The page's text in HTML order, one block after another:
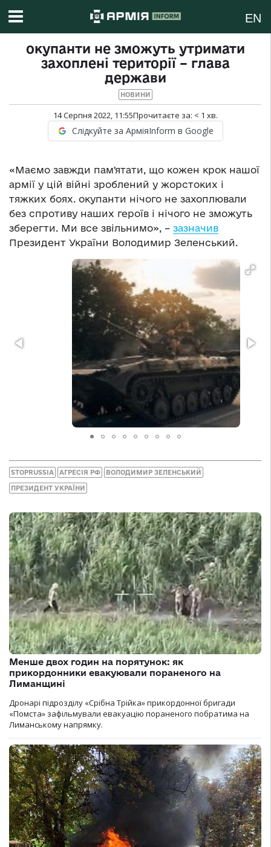
EN
окупанти не зможуть утримати
захоплені території – глава
держави
НОВИНИ
14 Серпня 2022, 11:55Прочитаєте за: < 1 хв.
Слідкуйте за АрміяInform в Google
«Маємо завжди памʼятати, що кожен крок нашої
армії у цій війні зроблений у жорстоких і
тяжких боях. окупанти нічого не захоплювали
без спротиву наших героїв і нічого не зможуть
зберегти. Ми все звільнимо», – зазначив
Президент України Володимир Зеленський.
STOPRUSSIA АГРЕСІЯ РФ ВОЛОДИМИР ЗЕЛЕНСЬКИЙ
ПРЕЗИДЕНТ УКРАЇНИ
Менше двох годин на порятунок: як
прикордонники евакуювали пораненого на
Лиманщині
Дронарі підрозділу «Срібна Трійка» прикордонної бригади
«Помста» зафільмували евакуацію пораненого побратима на
Лиманському напрямку.